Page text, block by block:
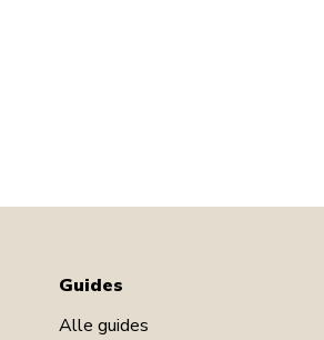
Guides
Alle guides